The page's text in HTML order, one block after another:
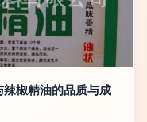
椒精油的品质与成